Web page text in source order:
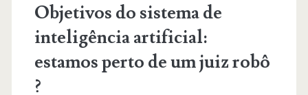
Poder
Judiciário.
Objetivos do sistema de
inteligência artificial:
estamos perto de um juiz robô
?